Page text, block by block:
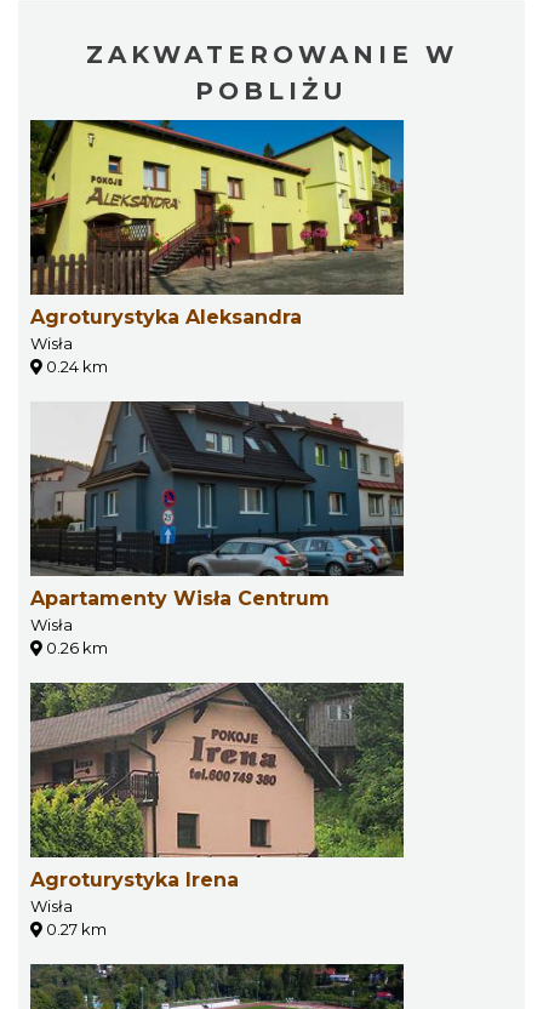
ZAKWATEROWANIE W
POBLIŻU
Agroturystyka Aleksandra
Wisła
0.24 km
Apartamenty Wisła Centrum
Wisła
0.26 km
Agroturystyka Irena
Wisła
0.27 km